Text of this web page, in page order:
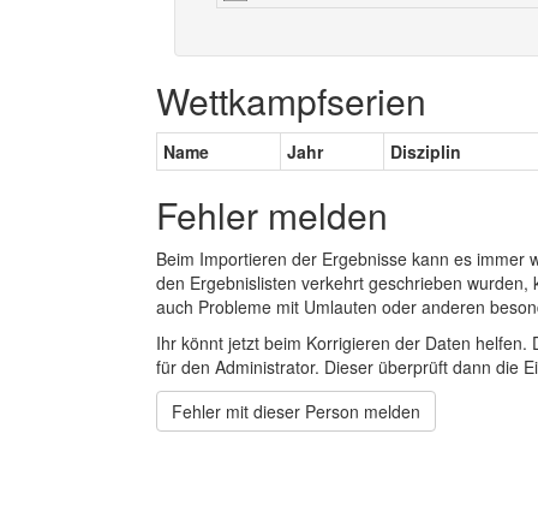
Wettkampfserien
Name Jahr Disziplin
Fehler melden
Beim Importieren der Ergebnisse kann es
den Ergebnislisten verkehrt geschrieben
auch Probleme mit Umlauten oder anderen
Ihr könnt jetzt beim Korrigieren der Daten
für den Administrator. Dieser überprüft dann die
Fehler mit dieser Person melden